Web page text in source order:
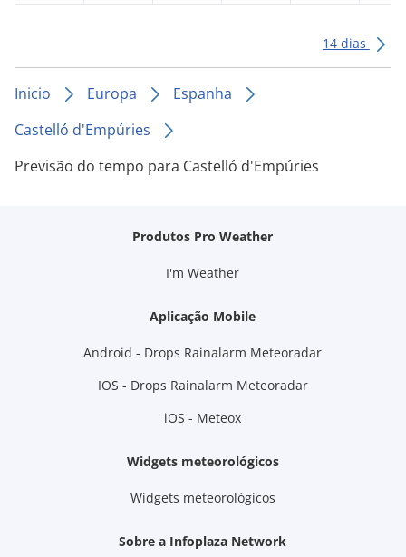
14 dias
Inicio Europa
Espanha
Castelló d'Empúries
Previsão do tempo para Castelló d'Empúries
Produtos Pro Weather
I'm Weather
Aplicação Mobile
Android - Drops Rainalarm Meteoradar
IOS - Drops Rainalarm Meteoradar
iOS - Meteox
Widgets meteorológicos
Widgets meteorológicos
Sobre a Infoplaza Network